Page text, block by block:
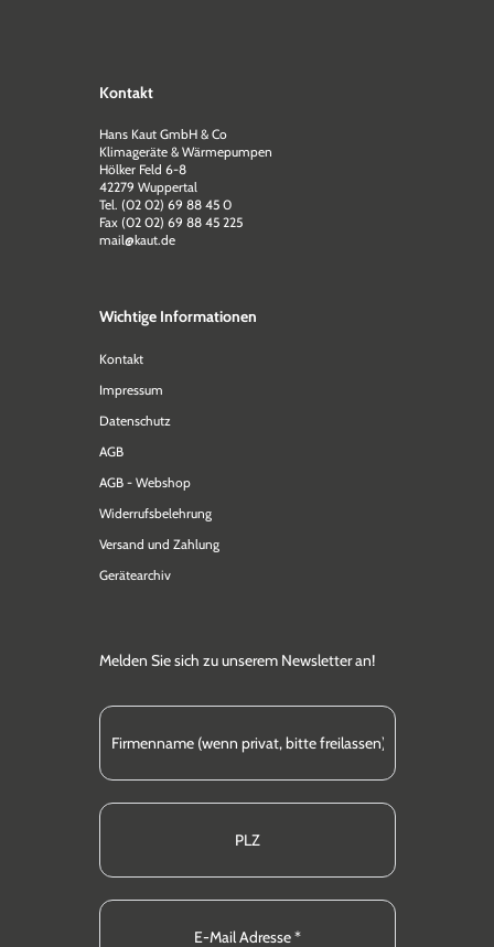
Kontakt
Hans Kaut GmbH & Co
Klimageräte & Wärmepumpen
Hölker Feld 6-8
42279 Wuppertal
Tel. (02 02) 69 88 45 0
Fax (02 02) 69 88 45 225
mail@kaut.de
Wichtige Informationen
Kontakt
Impressum
Datenschutz
AGB
AGB - Webshop
Widerrufsbelehrung
Versand und Zahlung
Gerätearchiv
Melden Sie sich zu unserem Newsletter an!